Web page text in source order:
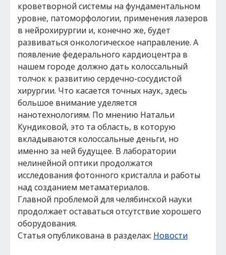
кроветворной системы на фундаментальном
уровне, патоморфологии, применения лазеров
в нейрохирургии и, конечно же, будет
развиваться онкологическое направление. А
появление федерального кардиоцентра в
нашем городе должно дать колоссальный
толчок к развитию сердечно-сосудистой
хирургии. Что касается точных наук, здесь
большое внимание уделяется
нанотехнологиям. По мнению Натальи
Кундиковой, это та область, в которую
вкладываются колоссальные деньги, но
именно за ней будущее. В лаборатории
нелинейной оптики продолжатся
исследования фотонного кристалла и работы
над созданием метаматериалов.
Главной проблемой для челябинской науки
продолжает оставаться отсутствие хорошего
оборудования.
Статья опубликована в разделах: Новости